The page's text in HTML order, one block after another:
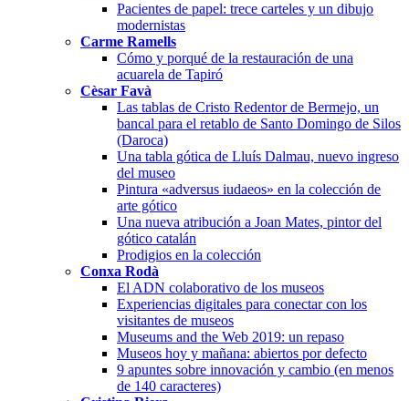
Pacientes de papel: trece carteles y un dibujo
modernistas
Carme Ramells
Cómo y porqué de la restauración de una
acuarela de Tapiró
Cèsar Favà
Las tablas de Cristo Redentor de Bermejo, un
bancal para el retablo de Santo Domingo de Silos
(Daroca)
Una tabla gótica de Lluís Dalmau, nuevo ingreso
del museo
Pintura «adversus iudaeos» en la colección de
arte gótico
Una nueva atribución a Joan Mates, pintor del
gótico catalán
Prodigios en la colección
Conxa Rodà
El ADN colaborativo de los museos
Experiencias digitales para conectar con los
visitantes de museos
Museums and the Web 2019: un repaso
Museos hoy y mañana: abiertos por defecto
9 apuntes sobre innovación y cambio (en menos
de 140 caracteres)